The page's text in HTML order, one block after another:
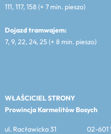
111, 117, 158 (+ 7 min. pieszo)
Dojazd tramwajem:
7, 9, 22, 24, 25 (+ 8 min. pieszo)
WŁAŚCICIEL
Prowincja Karmelitów Bosych
ul. Racławicka 31 02-